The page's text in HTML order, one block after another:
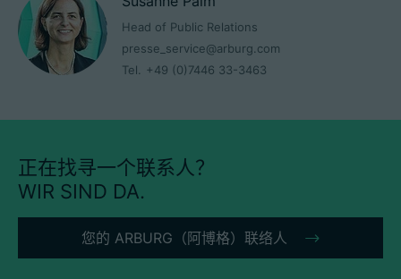
Head of Public Relations
presse_service@arburg.com
Tel. +49 (0)7446 33-3463
正在找寻一个联系人？
WIR SIND DA.
您的 ARBURG（阿博格）联络人